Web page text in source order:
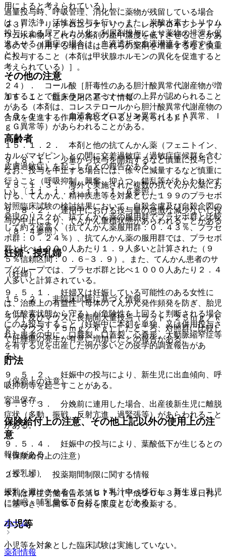
過量投与時、呼吸管理、消化管に薬物が残留している場合
は、胃洗浄、活性炭投与を行い、また、炭酸水素ナトリウム
投与による尿アルカリ化、利尿剤投与により薬物の排泄を促
進させる（重症の場合は、血液透析や血液灌流を考慮するこ
と）。
その他の注意
１５．１． 臨床使用に基づく情報
１５．１．１． 血清免疫グロブリン異常（ＩｇＡ異常、Ｉ
ｇＧ異常等）があらわれることがある。
１５．１．２． 本剤と他の抗てんかん薬（フェニトイン、
カルバマゼピン）との間に交差過敏症（過敏症症候群を含む
皮膚過敏症）を起こしたとの報告がある。
１５．１．３． 海外で実施された複数の抗てんかん薬にお
ける、てんかん、精神疾患等を対象とした１９９のプラセボ
対照臨床試験の検討結果において、自殺念慮及び自殺企図の
発現のリスクが、抗てんかん薬の服用群でプラセボ群と比較
して約２倍高く（抗てんかん薬服用群：０．４３％、プラセ
ボ群：０．２４％）、抗てんかん薬の服用群では、プラセボ
群と比べ１０００人あたり１．９人多いと計算された（９
５％信頼区間：０．６−３．９）。また、てんかん患者のサ
ブグループでは、プラセボ群と比べ１０００人あたり２．４
人多いと計算されている。
１５．２． 非臨床試験に基づく情報
ラット及びマウスに長期間大量投与（ラット：２５ｍｇ／ｋ
ｇ、マウス：７５ｍｇ／ｋｇ）したところ、対照群に比較し
て肝腫瘍の発生が有意に増加したとの報告がある。
貯法
（保管上の注意）
室温保存。
保険給付上の注意、その他上記以外の使用上の注
意
（保険給付上の注意）
２５．１． 投薬期間制限に関する情報
本剤は厚生労働省告示第９７号（平成２０年３月１９日付）
に基づき、１回９０日分を限度として投薬する。
ホーム
薬剤情報
用によると考えられている）］。
２３）． リオチロニンナトリウム、レボチロキシンナトリ
ウム水和物［これらの薬剤の血中濃度を低下させることがあ
るので、併用する場合にはこれらの薬剤を増量するなど慎重
に投与すること（本剤は甲状腺ホルモンの異化を促進すると
考えられている）］。
２４）． コール酸［肝毒性のある胆汁酸異常代謝産物が増
加することで肝トランスアミナーゼの上昇が認められること
がある（本剤は、コレステロールから胆汁酸異常代謝産物の
合成を促進する作用を有していると考えられる）］。
高齢者
９．８．１． 少量から投与を開始するなど慎重に投与し、
なお、投与を中止する場合には、徐々に減量するなど慎重に
行うこと（呼吸抑制、興奮、抑うつ、錯乱等があらわれやす
い）〔１１．１．３、１１．１．６参照〕。
９．８．２． 連用中における投与量の急激な減少ないし投
与の中止により、てんかん重積状態があらわれることがある
〔８．４参照〕。
妊婦・授乳婦
（妊婦）
９．５．１． 妊婦又は妊娠している可能性のある女性に
は、治療上の有益性（母体のてんかん発作頻発を防ぎ、胎児
を低酸素状態から守る）が危険性を上回ると判断される場合
にのみ投与すること（妊娠中に本剤を単独、又は併用投与さ
れた患者の中に、口唇裂、口蓋裂、心奇形、大動脈縮窄症等
を有する児を出産した例が多いとの疫学的調査報告があ
る）。
９．５．２． 妊娠中の投与により、新生児に出血傾向、呼
吸抑制等を起こすことがある。
９．５．３． 分娩前に連用した場合、出産後新生児に離脱
症状（多動、振戦、反射亢進、過緊張等）があらわれること
がある。
９．５．４． 妊娠中の投与により、葉酸低下が生じるとの
報告がある。
（授乳婦）
授乳を避けさせること（ヒト乳汁中へ移行し、新生児、乳児
に傾眠、哺乳量低下を起こすことがある）。
小児等
小児等を対象とした臨床試験は実施していない。